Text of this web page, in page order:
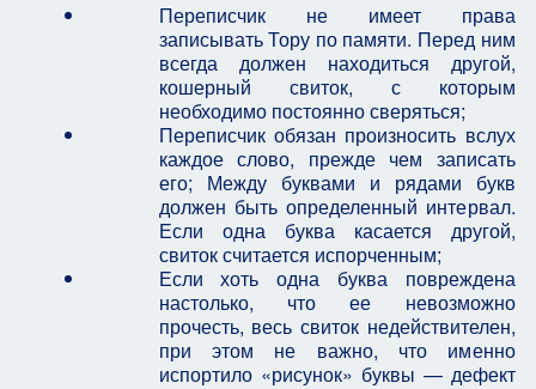
Переписчик не имеет права
записывать Тору по памяти. Перед ним
всегда должен находиться другой,
кошерный свиток, с которым
необходимо постоянно сверяться;
Переписчик обязан произносить вслух
каждое слово, прежде чем записать
его; Между буквами и рядами букв
должен быть определенный интервал.
Если одна буква касается другой,
свиток считается испорченным;
Если хоть одна буква повреждена
настолько, что ее невозможно
прочесть, весь свиток недействителен,
при этом не важно, что именно
испортило «рисунок» буквы — дефект